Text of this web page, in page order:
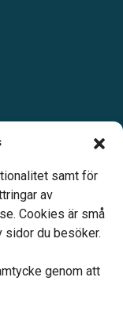
samt för
av
Cookies är små
du besöker.
genom att
–